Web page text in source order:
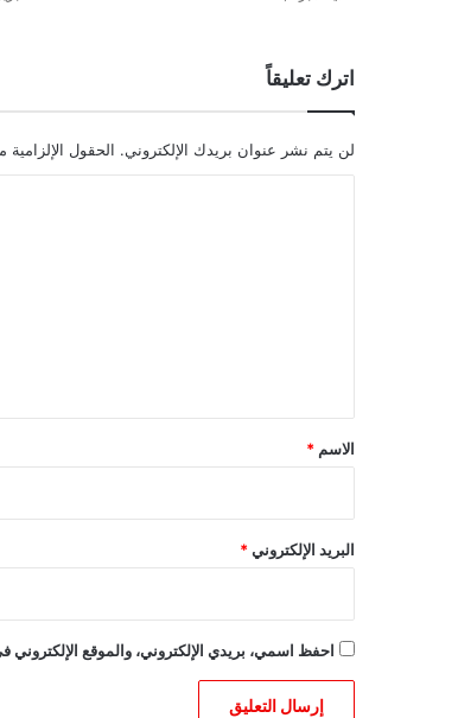
اترك تعليقاً
لن يتم نشر عنوان بريدك الإلكتروني. الحقول الإلزامية
*
الاسم *
البريد الإلكتروني *
احفظ اسمي، بريدي الإلكتروني، والموقع الإلكتروني